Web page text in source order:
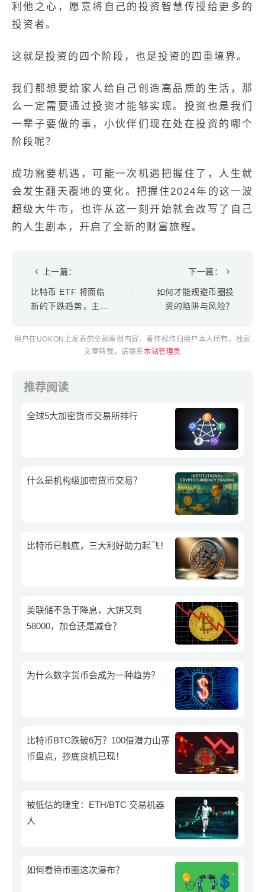
利他之心，愿意将自己的投资智慧传授给更多的
投资者。
这就是投资的四个阶段，也是投资的四重境界。
我们都想要给家人给自己创造高品质的生活，那
么一定需要通过投资才能够实现。投资也是我们
一辈子要做的事，小伙伴们现在处在投资的哪个
阶段呢？
成功需要机遇，可能一次机遇把握住了，人生就
会发生翻天覆地的变化。把握住2024年的这一波
超级大牛市，也许从这一刻开始就会改写了自己
的人生剧本，开启了全新的财富旅程。
上一篇：
比特币 ETF 将面临
新的下跌趋势，主要
下一篇：
如何才能规避币圈投
资的陷阱与风险？
用户在UOKON上发表的全部原创内容，著作权均归用户本人所有。独家
文章转载，请联系本站管理员
推荐阅读
全球5大加密货币交易所排行
什么是机构级加密货币交易？
比特币已触底，三大利好助力起飞！
美联储不急于降息，大饼又到
58000，加仓还是减仓？
为什么数字货币会成为一种趋势？
比特币BTC跌破6万？100倍潜力山寨
币盘点，抄底良机已现！
被低估的瑰宝：ETH/BTC 交易机器
人
如何看待币圈这次瀑布？